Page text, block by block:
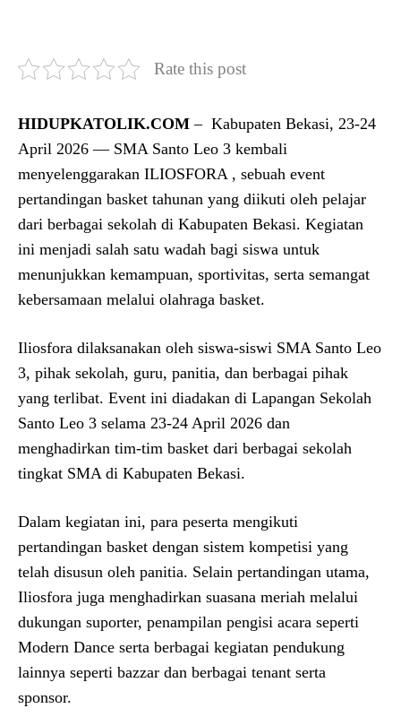
Rate this post
HIDUPKATOLIK.COM – Kabupaten Bekasi, 23-24
April 2026 — SMA Santo Leo 3 kembali
menyelenggarakan ILIOSFORA , sebuah event
pertandingan basket tahunan yang diikuti oleh pelajar
dari berbagai sekolah di Kabupaten Bekasi. Kegiatan
ini menjadi salah satu wadah bagi siswa untuk
menunjukkan kemampuan, sportivitas, serta semangat
kebersamaan melalui olahraga basket.
Iliosfora dilaksanakan oleh siswa-siswi SMA Santo Leo
3, pihak sekolah, guru, panitia, dan berbagai pihak
yang terlibat. Event ini diadakan di Lapangan Sekolah
Santo Leo 3 selama 23-24 April 2026 dan
menghadirkan tim-tim basket dari berbagai sekolah
tingkat SMA di Kabupaten Bekasi.
Dalam kegiatan ini, para peserta mengikuti
pertandingan basket dengan sistem kompetisi yang
telah disusun oleh panitia. Selain pertandingan utama,
Iliosfora juga menghadirkan suasana meriah melalui
dukungan suporter, penampilan pengisi acara seperti
Modern Dance serta berbagai kegiatan pendukung
lainnya seperti bazzar dan berbagai tenant serta
sponsor.